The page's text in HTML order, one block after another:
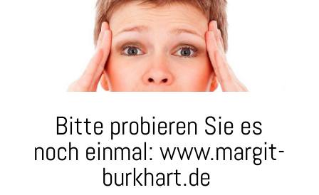
Bitte probieren Sie es
noch einmal:www.margit-
burkhart.de